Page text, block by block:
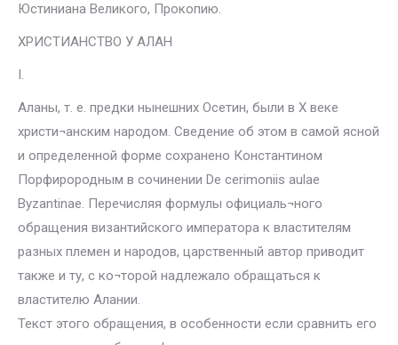
Юстиниана Великого, Прокопию.
ХРИСТИАНСТВО У АЛАН
I.
Аланы, т. е. предки нынешних Осетин, были в X веке
христи¬анским народом. Сведение об этом в самой ясной
и определенной форме сохранено Константином
Порфирородным в сочинении De cerimoniis aulae
Byzantinae. Перечисляя формулы официаль¬ного
обращения византийского императора к властителям
разных племен и народов, царственный автор приводит
также и ту, с ко¬торой надлежало обращаться к
властителю Алании.
Текст этого обращения, в особенности если сравнить его